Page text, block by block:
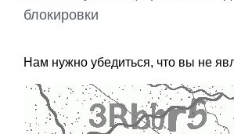
блокировки
Нам нужно убедиться, что вы не